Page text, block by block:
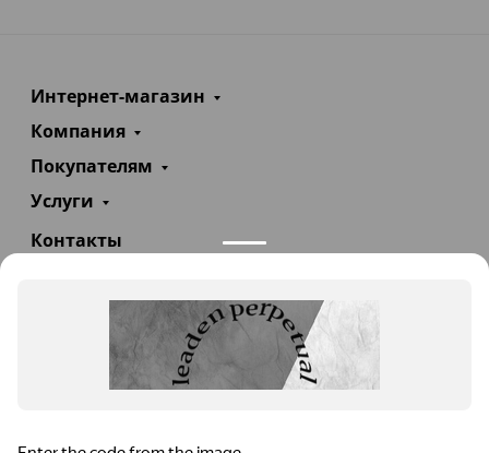
Интернет-магазин
Компания
Покупателям
Услуги
Контакты
info@teploexpert.com
Пн—Сб 09:00 – 18:00